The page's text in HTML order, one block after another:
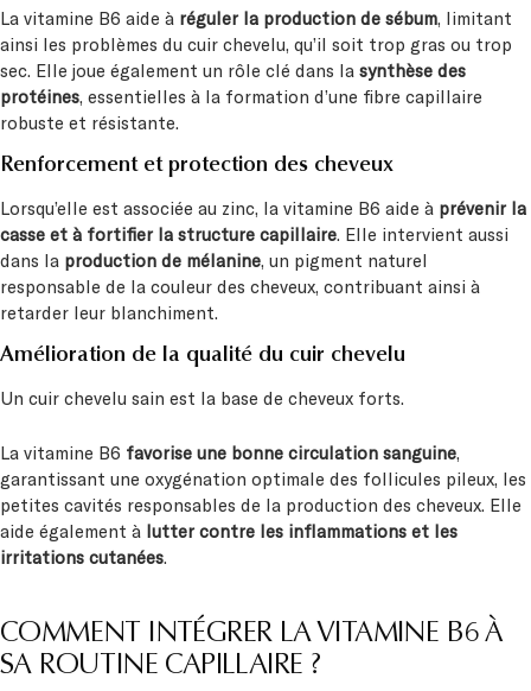
La vitamine B6 aide à réguler la production de sébum, limitant
ainsi les problèmes du cuir chevelu, qu’il soit trop gras ou trop
sec. Elle joue également un rôle clé dans la synthèse des
protéines, essentielles à la formation d’une fibre capillaire
robuste et résistante.
Renforcement et protection des cheveux
Lorsqu’elle est associée au zinc, la vitamine B6 aide à prévenir la
casse et à fortifier la structure capillaire. Elle intervient aussi
dans la production de mélanine, un pigment naturel
responsable de la couleur des cheveux, contribuant ainsi à
retarder leur blanchiment.
Amélioration de la qualité du cuir chevelu
Un cuir chevelu sain est la base de cheveux forts.
La vitamine B6 favorise une bonne circulation sanguine,
garantissant une oxygénation optimale des follicules pileux, les
petites cavités responsables de la production des cheveux. Elle
aide également à lutter contre les inflammations et les
irritations cutanées.
COMMENT INTÉGRER LA VITAMINE B6 À
SA ROUTINE CAPILLAIRE ?